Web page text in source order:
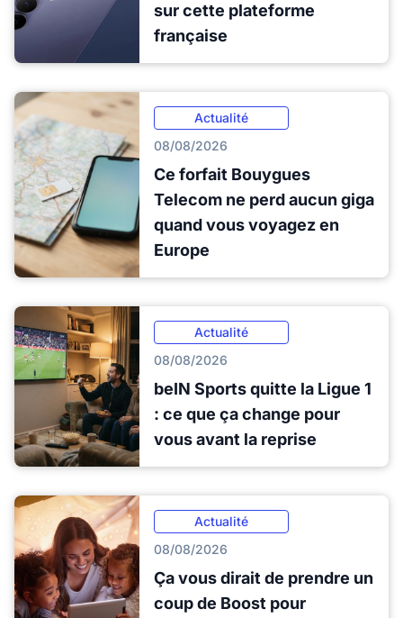
sur cette plateforme
française
Actualité
08/08/2026
Ce forfait Bouygues
Telecom ne perd aucun giga
quand vous voyagez en
Europe
Actualité
08/08/2026
beIN Sports quitte la Ligue 1
: ce que ça change pour
vous avant la reprise
Actualité
08/08/2026
Ça vous dirait de prendre un
coup de Boost pour